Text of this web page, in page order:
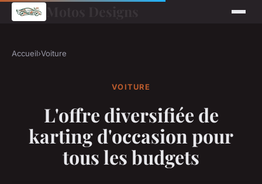
Accueil›Voiture
VOITURE
L'offre diversifiée de
karting d'occasion pour
tous les budgets